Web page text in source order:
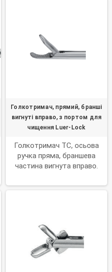
Голкотримач, прямий, бранші
вигнуті вправо, з портом для
чищення Luer-Lock
Голкотримач TC, осьова
ручка пряма, браншева
частина вигнута вправо.
для системи AlphaDur.